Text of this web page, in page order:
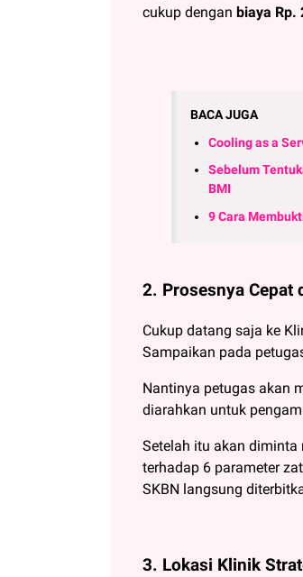
cukup dengan biaya Rp.
BACA JUGA
Cooling as a
Sebelum
BMI
9 Cara
2. Prosesnya Cepat
Cukup datang saja ke
Sampaikan pada
Nantinya petugas akan
diarahkan untuk
Setelah itu akan diminta
terhadap 6 parameter
SKBN langsung
3. Lokasi Klinik